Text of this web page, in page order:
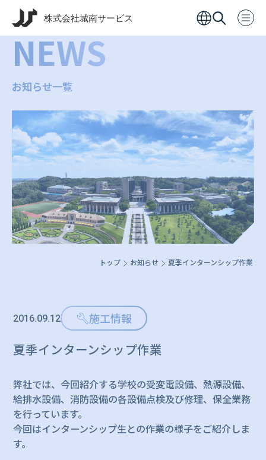
NEWS
お知らせ一覧
トップ お知らせ 夏季インターンシップ作業
2016.09.12 施工情報
夏季インターンシップ作業
弊社では、今回紹介する学校の受変電設備、熱源設備、
給排水設備、消防設備の各設備点検及び修理、保全業務
を行っています。
今回はインターンシップ生との作業の様子をご紹介しま
す。